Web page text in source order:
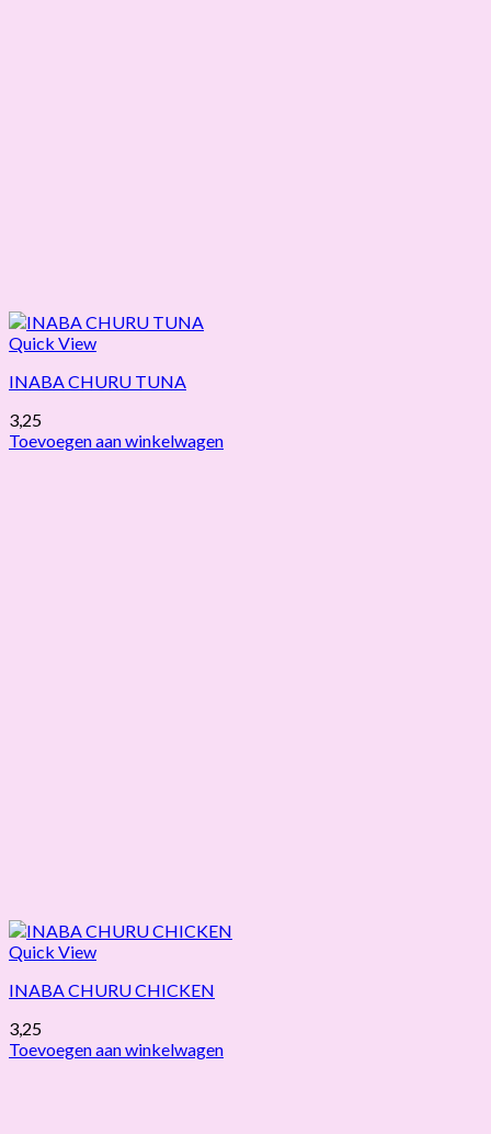
Quick View
INABA CHURU TUNA
3,25
Toevoegen aan winkelwagen
Quick View
INABA CHURU CHICKEN
3,25
Toevoegen aan winkelwagen